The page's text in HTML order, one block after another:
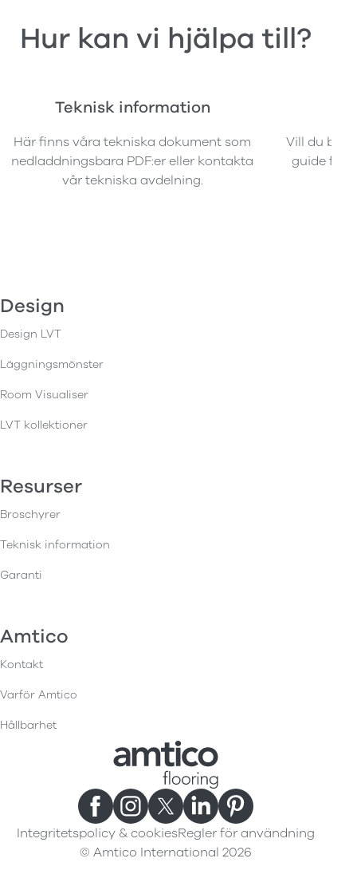
Hur kan vi hjälpa till?
Teknisk information
Här finns våra tekniska dokument som
nedladdningsbara PDF:er eller kontakta
vår tekniska avdelning.
Vill du
guide för
Design
Design LVT
Läggningsmönster
Room Visualiser
LVT kollektioner
Resurser
Broschyrer
Teknisk information
Garanti
Amtico
Kontakt
Varför Amtico
Hållbarhet
Integritetspolicy & cookiesRegler för användning
© Amtico International 2026